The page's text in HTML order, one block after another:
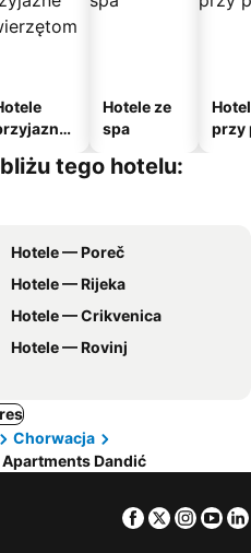
Hotele ze
spa
przy
tego hotelu:
Hotele — Poreč
Hotele — Rijeka
Hotele — Crikvenica
Hotele — Rovinj
Chorwacja
Apartments Dandić
Facebook
Twitter